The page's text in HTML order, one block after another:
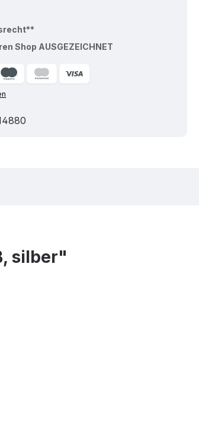
Shop AUSGEZEICHNET
silber"